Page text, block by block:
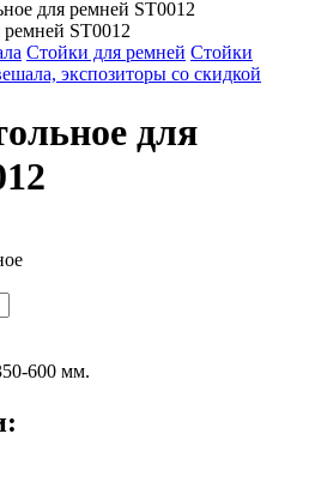
Стойки для ремней Стойки
экспозиторы со скидкой
для
600 мм.